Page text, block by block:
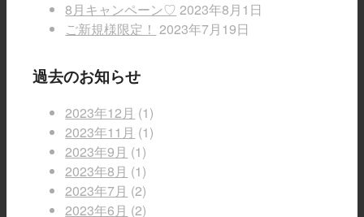
8月キャンペーン♡ 2023年8月1日
ご新規様限定！ 2023年7月19日
過去のお知らせ
2023年12月 (1)
2023年11月 (1)
2023年9月 (1)
2023年8月 (1)
2023年7月 (2)
2023年6月 (2)